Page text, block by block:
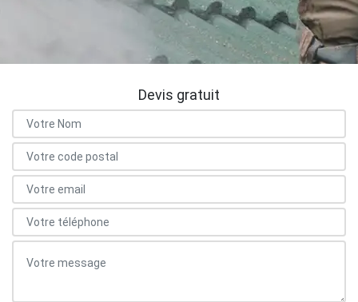
Devis gratuit